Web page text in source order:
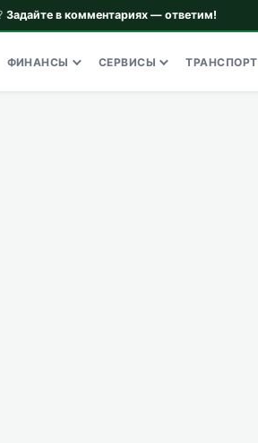
Задайте в комментариях — ответим!
ФИНАНСЫ СЕРВИСЫ ТРАНСПОРТ